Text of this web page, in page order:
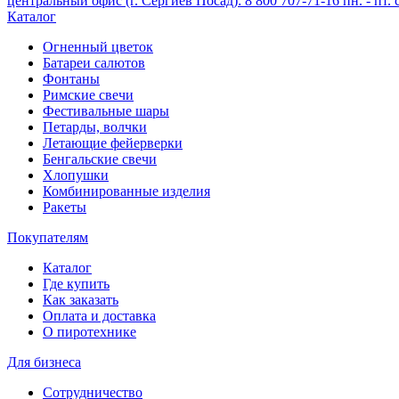
Каталог
Огненный цветок
Батареи салютов
Фонтаны
Римские свечи
Фестивальные шары
Петарды, волчки
Летающие фейерверки
Бенгальские свечи
Хлопушки
Комбинированные изделия
Ракеты
Покупателям
Каталог
Где купить
Как заказать
Оплата и доставка
О пиротехнике
Для бизнеса
Сотрудничество